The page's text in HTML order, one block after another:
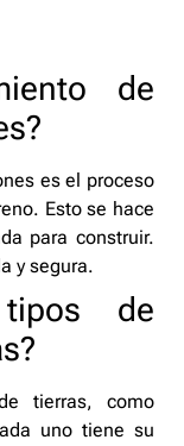
de
es el proceso
Esto se hace
para construir.
y segura.
de
tierras, como
uno tiene su